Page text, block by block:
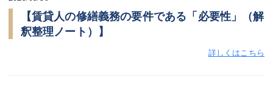
【賃貸人の修繕義務の要件である「必要性」（解
釈整理ノート）】
詳しくはこちら